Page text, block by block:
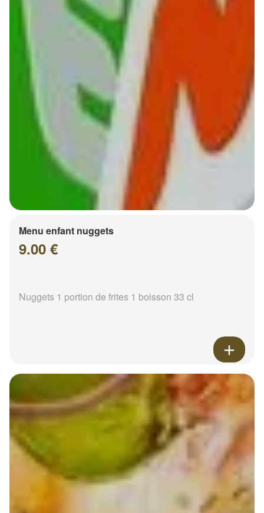
Menu enfant nuggets
9.00 €
Nuggets 1 portion de frites 1 boisson 33 cl